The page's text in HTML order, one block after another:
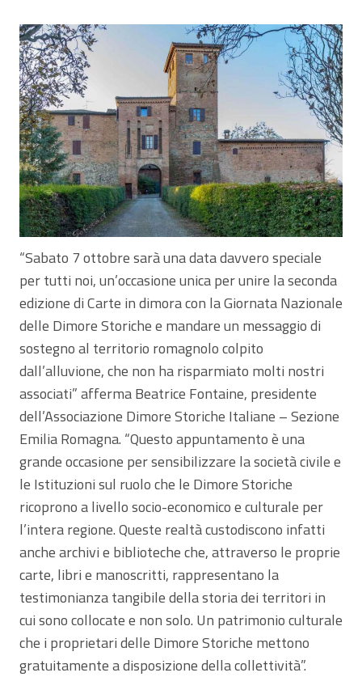
“Sabato 7 ottobre sarà una data davvero speciale
per tutti noi, un’occasione unica per unire la seconda
edizione di Carte in dimora con la Giornata Nazionale
delle Dimore Storiche e mandare un messaggio di
sostegno al territorio romagnolo colpito
dall’alluvione, che non ha risparmiato molti nostri
associati” afferma Beatrice Fontaine, presidente
dell’Associazione Dimore Storiche Italiane – Sezione
Emilia Romagna. “Questo appuntamento è una
grande occasione per sensibilizzare la società civile e
le Istituzioni sul ruolo che le Dimore Storiche
ricoprono a livello socio-economico e culturale per
l’intera regione. Queste realtà custodiscono infatti
anche archivi e biblioteche che, attraverso le proprie
carte, libri e manoscritti, rappresentano la
testimonianza tangibile della storia dei territori in
cui sono collocate e non solo. Un patrimonio culturale
che i proprietari delle Dimore Storiche mettono
gratuitamente a disposizione della collettività”.